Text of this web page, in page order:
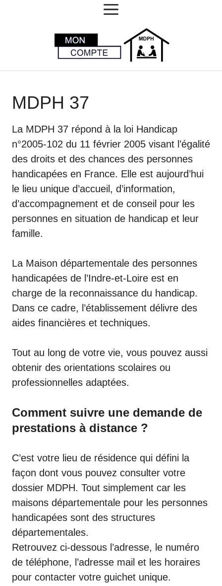
MENU
MDPH 37
La MDPH 37 répond à la loi Handicap
n°2005-102 du 11 février 2005 visant l’égalité
des droits et des chances des personnes
handicapées en France. Elle est aujourd’hui
le lieu unique d’accueil, d’information,
d’accompagnement et de conseil pour les
personnes en situation de handicap et leur
famille.
La Maison départementale des personnes
handicapées de l’Indre-et-Loire est en
charge de la reconnaissance du handicap.
Dans ce cadre, l’établissement délivre des
aides financières et techniques.
Tout au long de votre vie, vous pouvez aussi
obtenir des orientations scolaires ou
professionnelles adaptées.
Comment suivre une demande de
prestations à distance ?
C’est votre lieu de résidence qui défini la
façon dont vous pouvez consulter votre
dossier MDPH. Tout simplement car les
maisons départementale pour les personnes
handicapées sont des structures
départementales.
Retrouvez ci-dessous l’adresse, le numéro
de téléphone, l’adresse mail et les horaires
pour contacter votre guichet unique.